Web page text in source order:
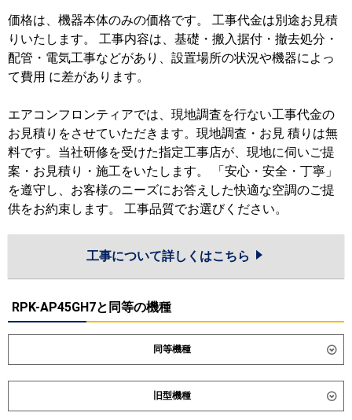
価格は、機器本体のみの価格です。 工事代金は別途お見積
りいたします。 工事内容は、基礎・搬入据付・撤去処分・
配管・電気工事などがあり、設置場所の状況や機器によっ
て費用 に差があります。
エアコンフロンティアでは、現地調査を行ない工事代金の
お見積りをさせていただきます。現地調査・お見 積りは無
料です。当社研修を受けた指定工事店が、現地に伺いご提
案・お見積り・施工をいたします。 「安心・安全・丁寧」
を遵守し、お客様のニーズにお答えした快適な空調のご提
供をお約束します。 工事品質でお選びください。
工事について詳しくはこちら
RPK-AP45GH7と同等の機種
同等機種
ダイキン SSRA45DNT SSRA45DT
東芝 GKXA04513XU GKXA04513MUB
旧型機種